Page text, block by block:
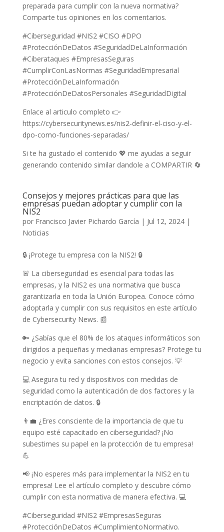
preparada para cumplir con la nueva normativa?
Comparte tus opiniones en los comentarios.
#Ciberseguridad #NIS2 #CISO #DPO
#ProtecciónDeDatos #SeguridadDeLaInformación
#Ciberataques #EmpresasSeguras
#CumplirConLasNormas #SeguridadEmpresarial
#ProtecciónDeLaInformación
#ProtecciónDeDatosPersonales #SeguridadDigital
Enlace al articulo completo 👉
https://cybersecuritynews.es/nis2-definir-el-ciso-y-el-
dpo-como-funciones-separadas/
Si te ha gustado el contenido 💖 me ayudas a seguir
generando contenido similar dandole a COMPARTIR 🔄
Consejos y mejores prácticas para que las
empresas puedan adoptar y cumplir con la
NIS2
por Francisco Javier Pichardo García | Jul 12, 2024|
Noticias
🔒 ¡Protege tu empresa con la NIS2! 🔒
🚨 La ciberseguridad es esencial para todas las
empresas, y la NIS2 es una normativa que busca
garantizarla en toda la Unión Europea. Conoce cómo
adoptarla y cumplir con sus requisitos en este artículo
de Cybersecurity News. 📰
🔑 ¿Sabías que el 80% de los ataques informáticos son
dirigidos a pequeñas y medianas empresas? Protege tu
negocio y evita sanciones con estos consejos. 💡
💻 Asegura tu red y dispositivos con medidas de
seguridad como la autenticación de dos factores y la
encriptación de datos. 🔒
👨‍💼 ¿Eres consciente de la importancia de que tu
equipo esté capacitado en ciberseguridad? ¡No
subestimes su papel en la protección de tu empresa!
💪
📢 ¡No esperes más para implementar la NIS2 en tu
empresa! Lee el artículo completo y descubre cómo
cumplir con esta normativa de manera efectiva. 💻
#Ciberseguridad #NIS2 #EmpresasSeguras
#ProtecciónDeDatos #CumplimientoNormativo.